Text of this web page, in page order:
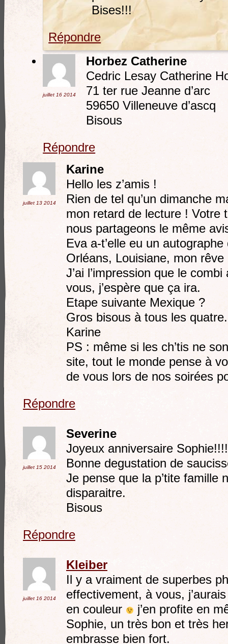
Bises!!!
Répondre
juillet 162014
Horbez Catherine
Cedric Lesay Catherine
71 ter rue Jeanne d’arc
59650 Villeneuve d’ascq
Bisous
Répondre
juillet 13 2014
Karine
Hello les z’amis !
Rien de tel qu’un dimanche
mon retard de lecture ! Votre
nous partageons le même
Eva a-t’elle eu un autographe
Orléans, Louisiane, mon rêve
J’ai l’impression que le
vous, j’espère que ça ira.
Etape suivante Mexique ?
Gros bisous à tous les quatre.
Karine
PS : même si les ch’tis ne
site, tout le monde pense à
de vous lors de nos soirées
Répondre
juillet 15 2014
Severine
Joyeux anniversaire Sophie!!!!
Bonne degustation de
Je pense que la p’tite famille
disparaitre.
Bisous
Répondre
juillet 16 2014
Kleiber
Il y a vraiment de superbes
effectivement, à vous,
en couleur
j’en profite en
Sophie, un très bon et très
embrasse bien fort.